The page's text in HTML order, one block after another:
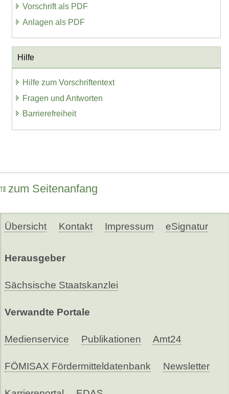
Vorschrift als PDF
Anlagen als PDF
Hilfe
Hilfe zum Vorschriftentext
Fragen und Antworten
Barrierefreiheit
zum Seitenanfang
Übersicht Kontakt Impressum eSignatur
Herausgeber
Sächsische Staatskanzlei
Verwandte Portale
Medienservice Publikationen Amt24
FÖMISAX Fördermitteldatenbank Newsletter